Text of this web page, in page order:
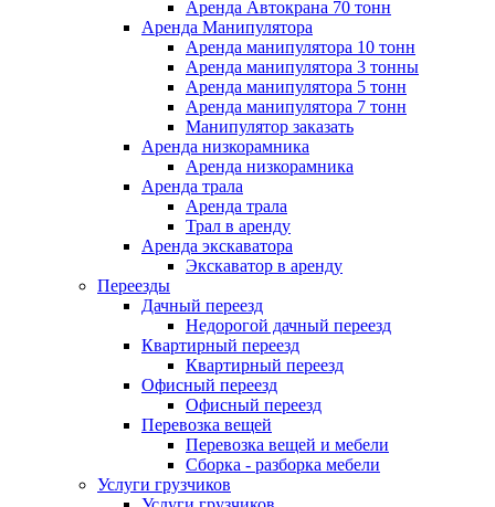
Аренда Автокрана 70 тонн
Аренда Манипулятора
Аренда манипулятора 10 тонн
Аренда манипулятора 3 тонны
Аренда манипулятора 5 тонн
Аренда манипулятора 7 тонн
Манипулятор заказать
Аренда низкорамника
Аренда низкорамника
Аренда трала
Аренда трала
Трал в аренду
Аренда экскаватора
Экскаватор в аренду
Переезды
Дачный переезд
Недорогой дачный переезд
Квартирный переезд
Квартирный переезд
Офисный переезд
Офисный переезд
Перевозка вещей
Перевозка вещей и мебели
Сборка - разборка мебели
Услуги грузчиков